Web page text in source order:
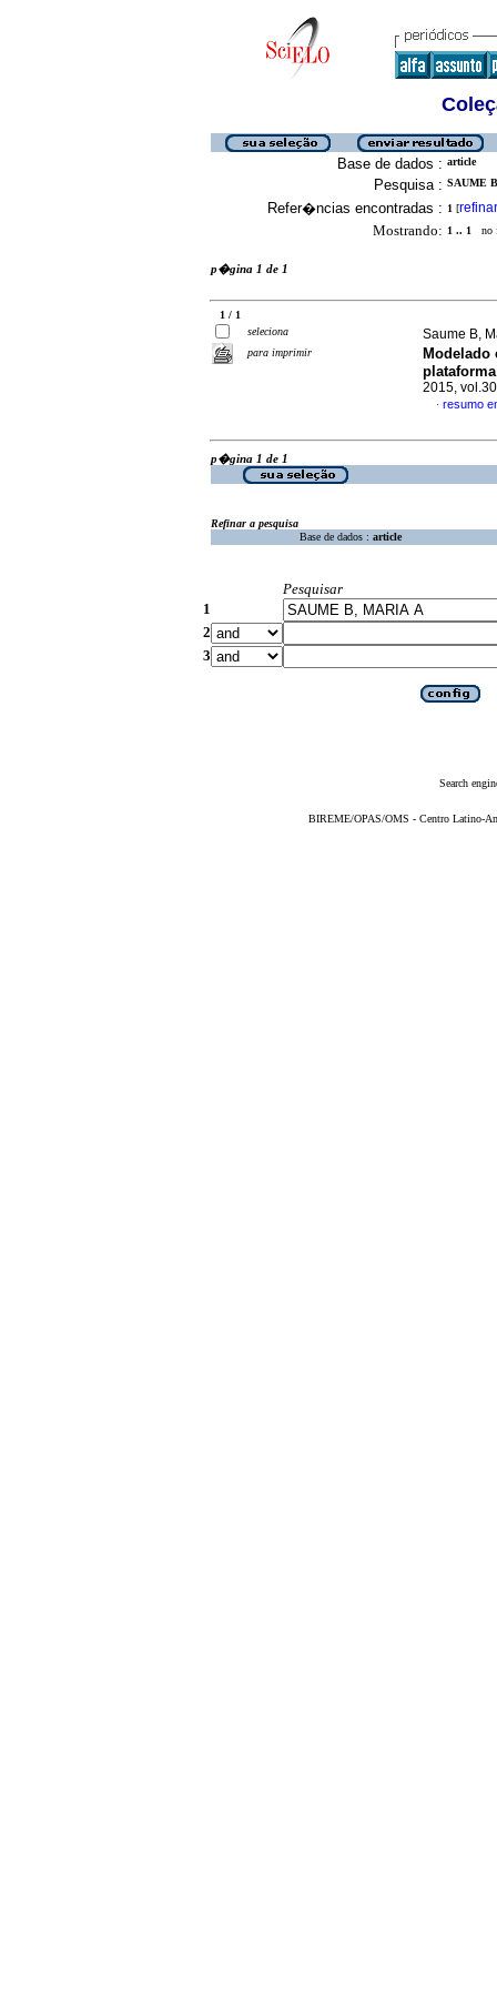
Base de dados : article
Pesquisa : SAUME
Refer�ncias encontradas : 1 [refinar
Mostrando: 1 .. 1 no
p�gina 1 de 1
1 / 1
seleciona
para imprimir
Saume B,
2015,
· resumo
p�gina 1 de 1
Refinar a pesquisa
Base de dados : article
Pesquisar
1
2
3
Search
BIREME/OPAS/OMS - Centro Latino-